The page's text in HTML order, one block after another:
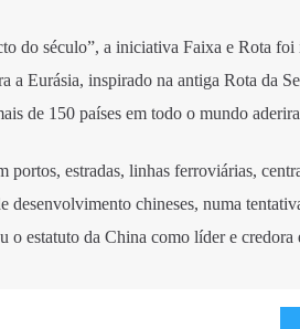
do século”, a iniciativa Faixa e Rota foi
a Eurásia, inspirado na antiga Rota da
de 150 países em todo o mundo
portos, estradas, linhas ferroviárias,
desenvolvimento chineses, numa
o estatuto da China como líder e credora